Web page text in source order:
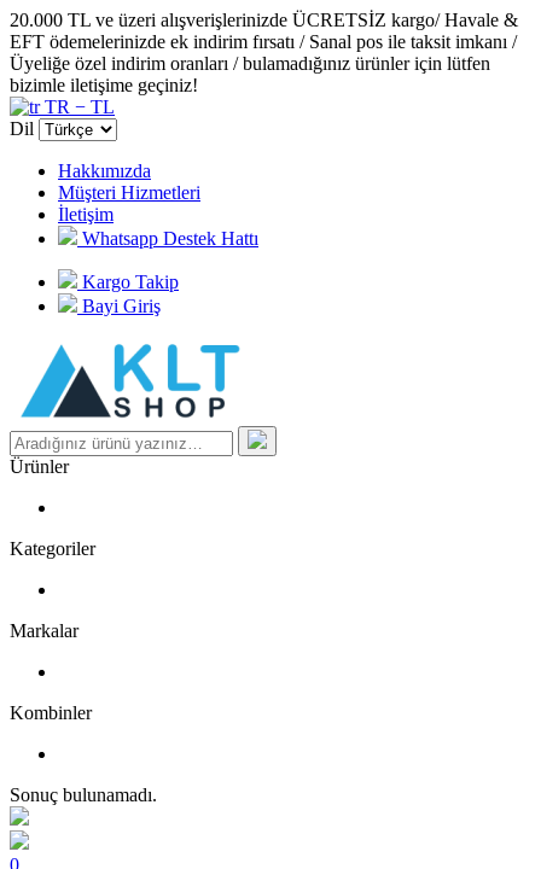
20.000 TL ve üzeri alışverişlerinizde ÜCRETSİZ kargo/ Havale &
EFT ödemelerinizde ek indirim fırsatı / Sanal pos ile taksit imkanı /
Üyeliğe özel indirim oranları / bulamadığınız ürünler için lütfen
bizimle iletişime geçiniz!
TR − TL
Dil
Hakkımızda
Müşteri Hizmetleri
İletişim
Whatsapp Destek Hattı
Kargo Takip
Bayi Giriş
Ürünler
Kategoriler
Markalar
Kombinler
Sonuç bulunamadı.
0